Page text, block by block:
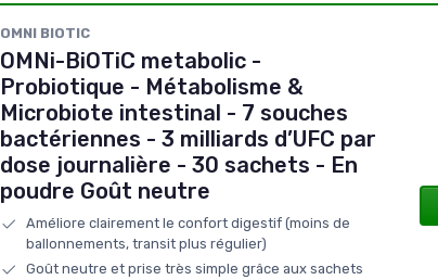
OMNI BIOTIC
OMNi-BiOTiC metabolic -
Probiotique - Métabolisme &
Microbiote intestinal - 7 souches
bactériennes - 3 milliards d’UFC par
dose journalière - 30 sachets - En
poudre Goût neutre
Améliore clairement le confort digestif (moins de
ballonnements, transit plus régulier)
Goût neutre et prise très simple grâce aux sachets